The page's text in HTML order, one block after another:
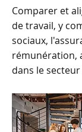
Comparer et
de travail, y
sociaux,
rémunération,
dans le